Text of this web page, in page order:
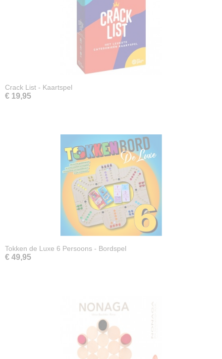
Crack List - Kaartspel
€ 19,95
Tokken de Luxe 6 Persoons - Bordspel
€ 49,95